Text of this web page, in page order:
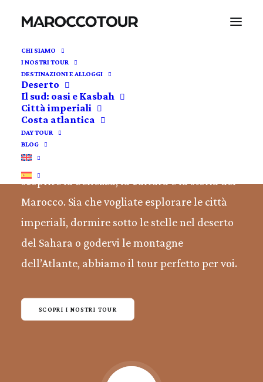
CHI SIAMO
I NOSTRI TOUR
DESTINAZIONI E ALLOGGI
Deserto
Il sud: oasi e Kasbah
Città imperiali
Costa atlantica
DAY TOUR
BLOG
Viaggi nel deserto e
in tutto il Marocco
Offriamo una vasta selezione di tour per
scoprire la bellezza, la cultura e la storia del
Marocco. Sia che vogliate esplorare le città
imperiali, dormire sotto le stelle nel deserto
del Sahara o godervi le montagne
dell’Atlante, abbiamo il tour perfetto per voi.
SCOPRI I NOSTRI TOUR